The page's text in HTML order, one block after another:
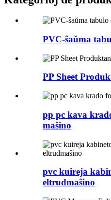
PVC-ŝaŭma
PP Sheet
pp pc kava
maŝino
pvc kuireja
eltrudmaŝino